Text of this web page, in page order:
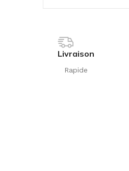
Livraison
Rapide